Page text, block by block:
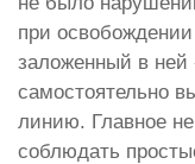
при
заложенный в
самостоятельно
линию. Главное
соблюдать